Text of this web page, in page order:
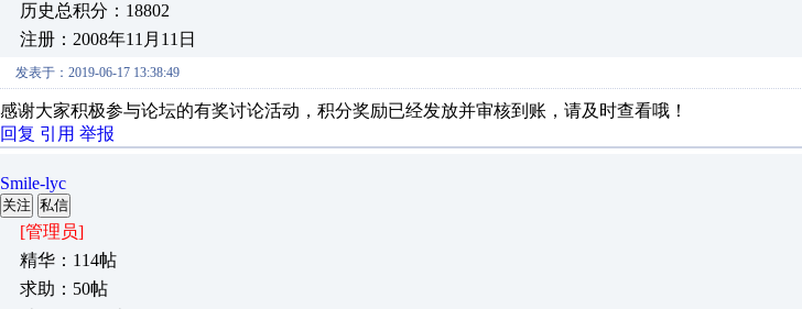
历史总积分：18802
注册：2008年11月11日
发表于：2019-06-17 13:38:49
感谢大家积极参与论坛的有奖讨论活动，积分奖励已经发放并审核到账，请及时查看哦！
回复 引用 举报
Smile-lyc
关注 私信
[管理员]
精华：114帖
求助：50帖